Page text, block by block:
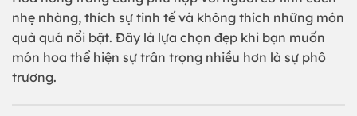
nhẹ nhàng, thích sự tinh tế và không thích những món
quà quá nổi bật. Đây là lựa chọn đẹp khi bạn muốn
món hoa thể hiện sự trân trọng nhiều hơn là sự phô
trương.